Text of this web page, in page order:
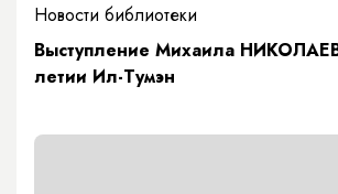
Новости библиотеки
Выступление Михаила
летии Ил-Тумэн